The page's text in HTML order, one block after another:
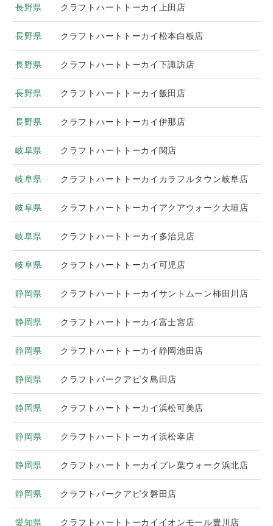
長野県 クラフトハートトーカイ上田店
長野県 クラフトハートトーカイ松本白板店
長野県 クラフトハートトーカイ下諏訪店
長野県 クラフトハートトーカイ飯田店
長野県 クラフトハートトーカイ伊那店
岐阜県 クラフトハートトーカイ関店
岐阜県 クラフトハートトーカイカラフルタウン岐阜店
岐阜県 クラフトハートトーカイアクアウォーク大垣店
岐阜県 クラフトハートトーカイ多治見店
岐阜県 クラフトハートトーカイ可児店
静岡県 クラフトハートトーカイサントムーン柿田川店
静岡県 クラフトハートトーカイ富士宮店
静岡県 クラフトハートトーカイ静岡池田店
静岡県 クラフトパークアピタ島田店
静岡県 クラフトハートトーカイ浜松可美店
静岡県 クラフトハートトーカイ浜松幸店
静岡県 クラフトハートトーカイプレ葉ウォーク浜北店
静岡県 クラフトパークアピタ磐田店
愛知県 クラフトハートトーカイイオンモール豊川店